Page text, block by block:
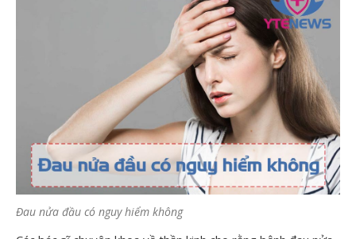
Đau nửa đầu có nguy hiểm không